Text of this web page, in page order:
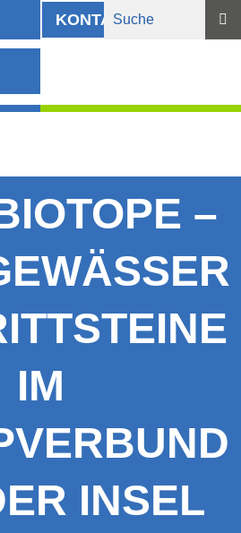
KONTAKT
–
IM
INSEL